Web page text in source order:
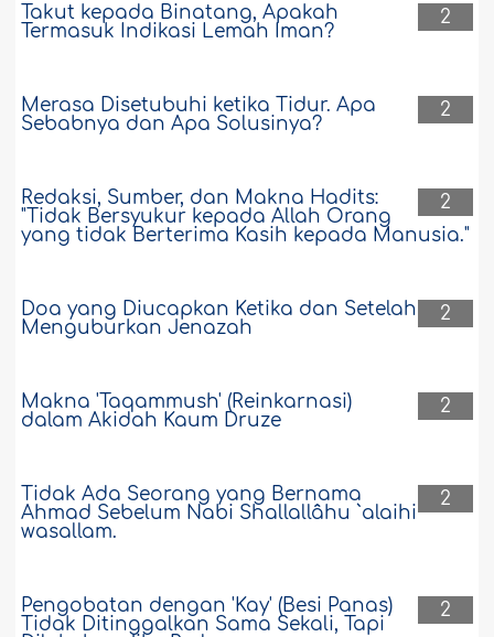
2
Takut kepada Binatang, Apakah
Termasuk Indikasi Lemah Iman?
2
Merasa Disetubuhi ketika Tidur. Apa
Sebabnya dan Apa Solusinya?
2
Redaksi, Sumber, dan Makna Hadits:
"Tidak Bersyukur kepada Allah Orang
yang tidak Berterima Kasih kepada Manusia."
2
Doa yang Diucapkan Ketika dan Setelah
Menguburkan Jenazah
2
Makna 'Taqammush' (Reinkarnasi)
dalam Akidah Kaum Druze
2
Tidak Ada Seorang yang Bernama
Ahmad Sebelum Nabi Shallallâhu `alaihi
wasallam.
2
Pengobatan dengan 'Kay' (Besi Panas)
Tidak Ditinggalkan Sama Sekali, Tapi